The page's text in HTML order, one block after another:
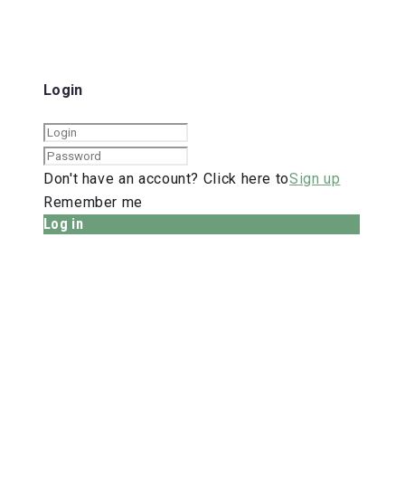
Login
Don't have an account? Click here toSign up
Remember me
Log in